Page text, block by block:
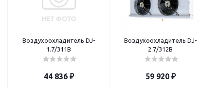
Воздухоохладитель DJ-
1.7/311В
44 836₽
Воздухоохладитель DJ-
2.7/312В
59 920₽